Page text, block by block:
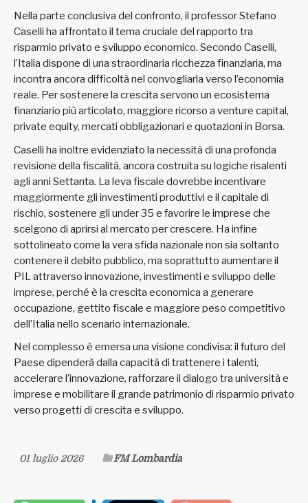
Nella parte conclusiva del confronto, il professor Stefano
Caselli ha affrontato il tema cruciale del rapporto tra
risparmio privato e sviluppo economico. Secondo Caselli,
l’Italia dispone di una straordinaria ricchezza finanziaria, ma
incontra ancora difficoltà nel convogliarla verso l’economia
reale. Per sostenere la crescita servono un ecosistema
finanziario più articolato, maggiore ricorso a venture capital,
private equity, mercati obbligazionari e quotazioni in Borsa.
Caselli ha inoltre evidenziato la necessità di una profonda
revisione della fiscalità, ancora costruita su logiche risalenti
agli anni Settanta. La leva fiscale dovrebbe incentivare
maggiormente gli investimenti produttivi e il capitale di
rischio, sostenere gli under 35 e favorire le imprese che
scelgono di aprirsi al mercato per crescere. Ha infine
sottolineato come la vera sfida nazionale non sia soltanto
contenere il debito pubblico, ma soprattutto aumentare il
PIL attraverso innovazione, investimenti e sviluppo delle
imprese, perché è la crescita economica a generare
occupazione, gettito fiscale e maggiore peso competitivo
dell’Italia nello scenario internazionale.
Nel complesso è emersa una visione condivisa: il futuro del
Paese dipenderà dalla capacità di trattenere i talenti,
accelerare l’innovazione, rafforzare il dialogo tra università e
imprese e mobilitare il grande patrimonio di risparmio privato
verso progetti di crescita e sviluppo.
01 luglio 2026 FM Lombardia